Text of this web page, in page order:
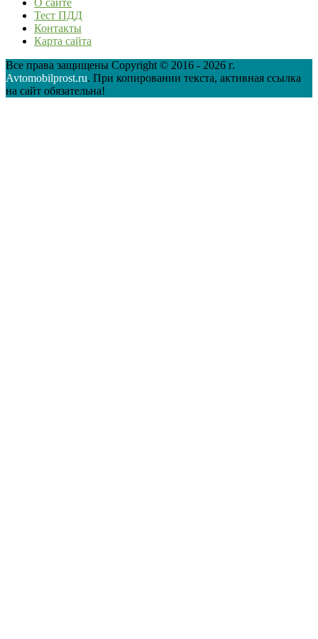
О сайте
Тест ПДД
Контакты
Карта сайта
Все права защищены Copyright © 2016 - 2026 г.
Avtomobilprost.ru. При копировании текста, активная ссылка
на сайт обязательна!